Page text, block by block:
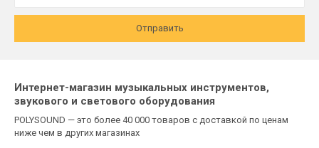
Отправить
Интернет-магазин музыкальных инструментов,
звукового и светового оборудования
POLYSOUND — это более 40 000 товаров с доставкой по ценам
ниже чем в других магазинах